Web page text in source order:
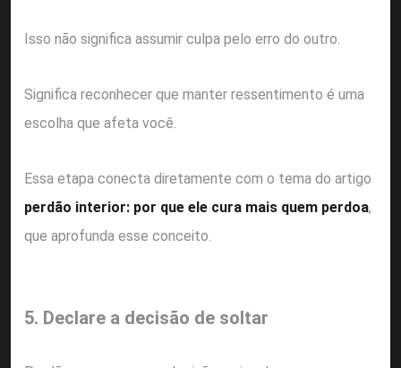
Isso não significa assumir culpa pelo erro do outro.
Significa reconhecer que manter ressentimento é uma
escolha que afeta você.
Essa etapa conecta diretamente com o tema do artigo
perdão interior: por que ele cura mais quem perdoa,
que aprofunda esse conceito.
5. Declare a decisão de soltar